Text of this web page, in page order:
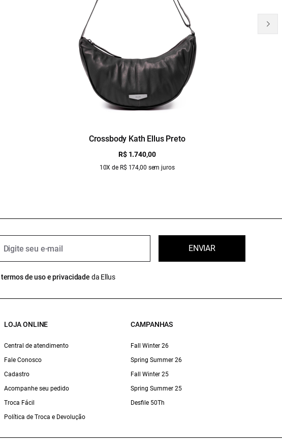
Crossbody Kath Ellus Preto
R$ 1.740,00
10X de R$ 174,00 sem juros
ENVIAR
termos de uso e privacidade da Ellus
LOJA ONLINE
Central de atendimento
Fale Conosco
Cadastro
Acompanhe seu pedido
Troca Fácil
Política de Troca e Devolução
CAMPANHAS
Fall Winter 26
Spring Summer 26
Fall Winter 25
Spring Summer 25
Desfile 50Th